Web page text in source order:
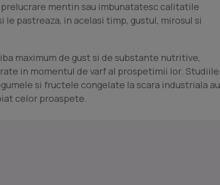
mentin sau imbunatatesc calitatile
pastreaza, in acelasi timp, gustul, mirosul si
maximum de gust si de substante nutritive,
in momentul de varf al prospetimii lor. Studiile
si fructele congelate la scara industriala au
celor proaspete.